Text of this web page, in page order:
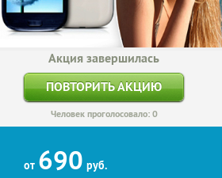
Акция завершилась
ПОВТОРИТЬ АКЦИЮ
Человек проголосовало: 0
от 690 руб.